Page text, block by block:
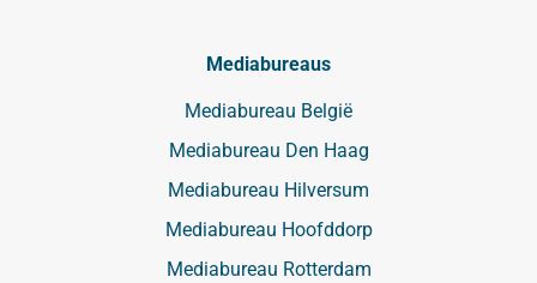
Mediabureaus
Mediabureau België
Mediabureau Den Haag
Mediabureau Hilversum
Mediabureau Hoofddorp
Mediabureau Rotterdam